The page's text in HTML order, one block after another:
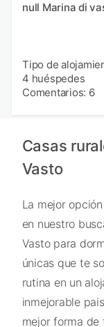
null Marina di
Tipo de
4 huéspedes
Comentarios: 6
Casas
Vasto
La mejor
en nuestro
Vasto para
únicas que te
rutina en un
inmejorable
mejor forma de